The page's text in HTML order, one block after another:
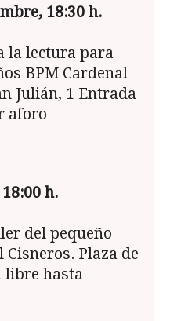
18:30 h.
la lectura para
BPM Cardenal
Julián, 1 Entrada
aforo
h.
del pequeño
Cisneros. Plaza de
libre hasta